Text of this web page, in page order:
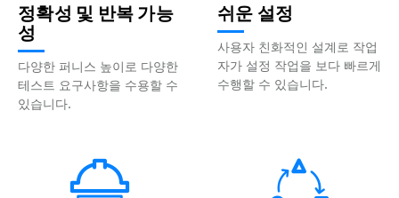
정확성 및 반복 가능
성
다양한 퍼니스 높이로 다양한
테스트 요구사항을 수용할 수
있습니다.
쉬운 설정
사용자 친화적인 설계로 작업
자가 설정 작업을 보다 빠르게
수행할 수 있습니다.